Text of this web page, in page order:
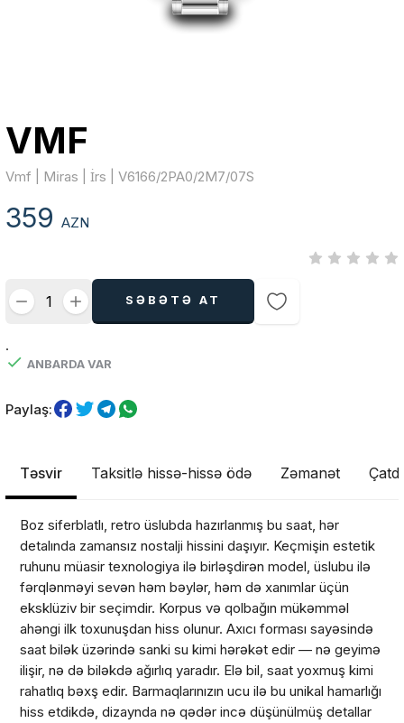
VMF
Vmf | Mi̇ras | İrs | V6166/2PA0/2M7/07S
359AZN
SƏBƏTƏ AT
.
ANBARDA VAR
Paylaş:
Təsvir Taksitlə hissə-hissə ödə Zəmanət
Boz siferblatlı, retro üslubda hazırlanmış bu saat, hər
detalında zamansız nostalji hissini daşıyır. Keçmişin estetik
ruhunu müasir texnologiya ilə birləşdirən model, üslubu ilə
fərqlənməyi sevən həm bəylər, həm də xanımlar üçün
eksklüziv bir seçimdir. Korpus və qolbağın mükəmməl
ahəngi ilk toxunuşdan hiss olunur. Axıcı forması sayəsində
saat bilək üzərində sanki su kimi hərəkət edir — nə geyimə
ilişir, nə də biləkdə ağırlıq yaradır. Elə bil, saat yoxmuş kimi
rahatlıq bəxş edir. Barmaqlarınızın ucu ilə bu unikal hamarlığı
hiss etdikdə, dizaynda nə qədər incə düşünülmüş detallar